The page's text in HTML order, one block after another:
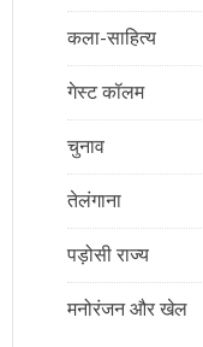
कला-साहित्य
गेस्ट कॉलम
चुनाव
तेलंगाना
पड़ोसी राज्य
मनोरंजन और खेल